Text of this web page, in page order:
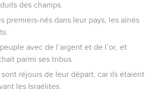
des champs.
premiers-nés dans leur pays, les aînés
avec de l’argent et de l’or, et
parmi ses tribus.
sont réjouis de leur départ, car ils étaient
les Israélites.